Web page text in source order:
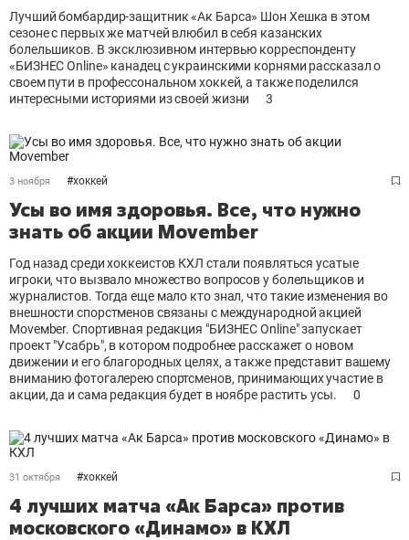
Лучший бомбардир-защитник «Ак Барса» Шон Хешка в этом
сезоне с первых же матчей влюбил в себя казанских
болельшиков. В эксклюзивном интервью корреcпонденту
«БИЗНЕС Online» канадец с украинскими корнями рассказал о
своем пути в профессональном хоккей, а также поделился
интересными историями из своей жизни
3
3 ноября #хоккей
Усы во имя здоровья. Все, что нужно
знать об акции Movember
Год назад среди хоккеистов КХЛ стали появляться усатые
игроки, что вызвало множество вопросов у болельщиков и
журналистов. Тогда еще мало кто знал, что такие изменения во
внешности спорстменов связаны с международной акцией
Моvемbеr. Спортивная редакция "БИЗНЕС Online" запускает
проект "Усабрь", в котором подробнее расскажет о новом
движении и его благородных целях, а также представит вашему
вниманию фотогалерею спортсменов, принимающих участие в
акции, да и сама редакция будет в ноябре растить усы.
0
31 октября #хоккей
4 лучших матча «Ак Барса» против
московского «Динамо» в КХЛ